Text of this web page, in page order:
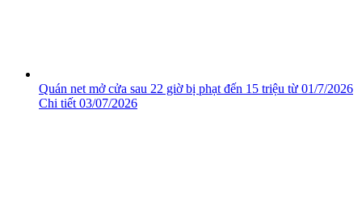
Quán net mở cửa sau 22 giờ bị phạt đến 15 triệu từ 01/7/2026
Chi tiết 03/07/2026